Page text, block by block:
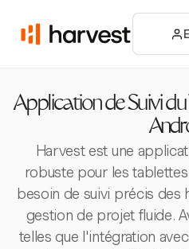
Application de Suivi
Harvest est une
robuste pour les
besoin de suivi précis des
gestion de projet fluide.
telles que l'intégration